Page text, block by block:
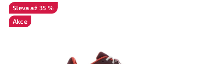
BĚŽECKÉ LYŽOVÁNÍ
OBLEČENÍ A OBUV
až 35 %
Akce